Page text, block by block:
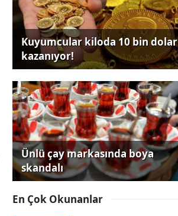
Kuyumcular kiloda 10 bin dolar
kazanıyor!
Ünlü çay markasında boya
skandalı
En Çok Okunanlar